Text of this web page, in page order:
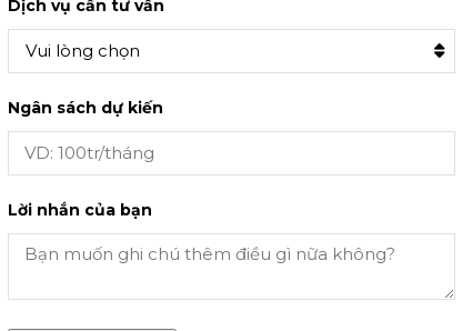
Dịch vụ cần tư vấn
Vui lòng chọn
Ngân sách dự kiến
Lời nhắn của bạn